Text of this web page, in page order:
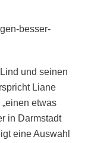
besser-
und seinen
Liane
etwas
in Darmstadt
eine Auswahl